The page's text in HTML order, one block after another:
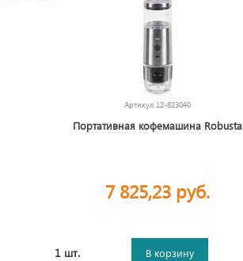
Артикул 12-823040
Портативная кофемашина Robusta
7 825,23 руб.
1 шт. В корзину